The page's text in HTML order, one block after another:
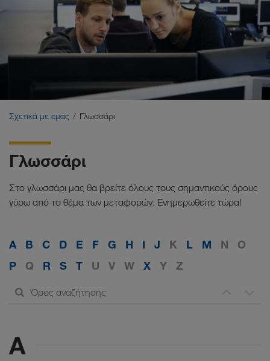
Διαχείριση SHEQ
Κοινωνική ευθύνη
Compliance
WALTER GROUP
Σχετικά με εμάς Γλωσσάρι
Γλωσσάρι
Στο γλωσσάρι μας θα βρείτε όλους τους σημαντικούς όρους
γύρω από το θέμα των μεταφορών. Ενημερωθείτε τώρα!
A B C D E F G H I J K L M N
O
P
Q R S T U V W X Y Z
A